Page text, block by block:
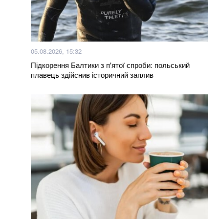
05.08.2026, 15:32
Підкорення Балтики з п'ятої спроби: польський
плавець здійснив історичний заплив